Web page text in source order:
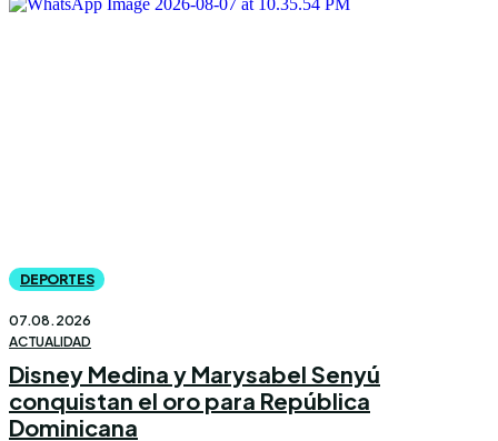
DEPORTES
07.08.2026
ACTUALIDAD
Disney Medina y Marysabel Senyú
conquistan el oro para República
Dominicana